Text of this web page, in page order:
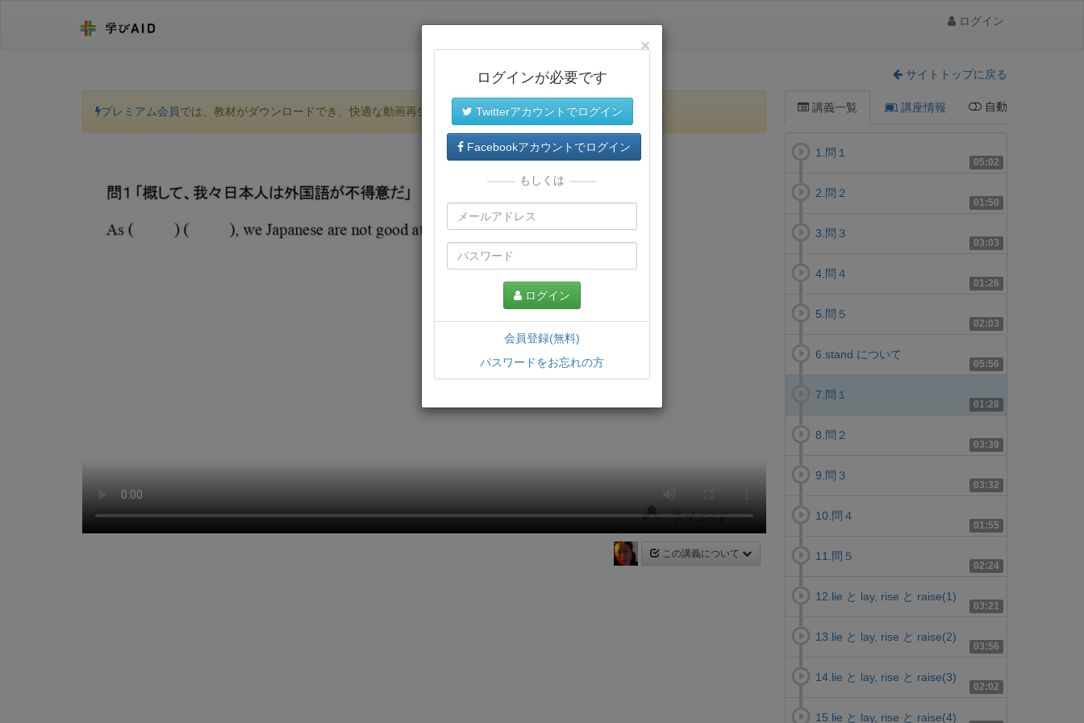
ログイン
サイトトップに戻る
プレミアム会員では、教材がダウンロードでき、快適な動画再生環境が提供されます。
この講義について
講義一覧 講座情報 自動
05:02
1.問１
01:50
2.問２
03:03
3.問３
01:26
4.問４
02:03
5.問５
05:56
6.stand について
01:28
7.問１
03:39
8.問２
03:32
9.問３
01:55
10.問４
02:24
11.問５
03:21
12.lie と lay, rise と raise(1)
03:56
13.lie と lay, rise と raise(2)
02:02
14.lie と lay, rise と raise(3)
15.lie と lay, rise と raise(4)
×
ログインが必要です
Twitterアカウントでログイン
Facebookアカウントでログイン
もしくは
ログイン
会員登録(無料)
パスワードをお忘れの方